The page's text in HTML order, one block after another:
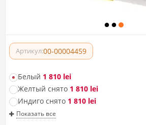
Артикул:00-00004459
Белый 1 810 lei
Желтый снято 1 810 lei
Индиго снято 1 810 lei
Показать все